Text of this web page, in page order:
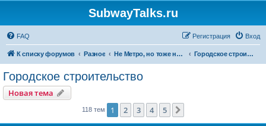
SubwayTalks.ru
FAQ Вход
Регистрация
К списку форумов Разное Не Метро, но тоже нам интересно Городское строительство
Городское строительство
Новая тема
118 тем 1 2 3 4 5